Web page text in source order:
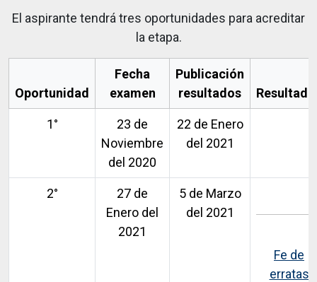
El aspirante tendrá tres oportunidades para acreditar
la etapa.
Oportunidad
Fecha
examen
Publicación
resultados
1°
23 de
Noviembre
del 2020
22 de Enero
del 2021
2°
27 de
Enero del
2021
5 de Marzo
del 2021
Fe de
erratas